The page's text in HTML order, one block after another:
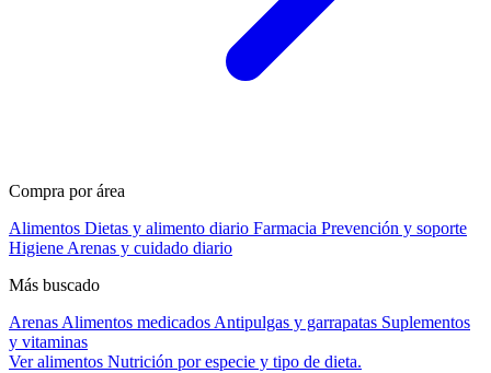
Compra por área
Alimentos Dietas y alimento diario Farmacia Prevención y soporte
Higiene Arenas y cuidado diario
Más buscado
Arenas Alimentos medicados Antipulgas y garrapatas Suplementos
y vitaminas
Ver alimentos Nutrición por especie y tipo de dieta.